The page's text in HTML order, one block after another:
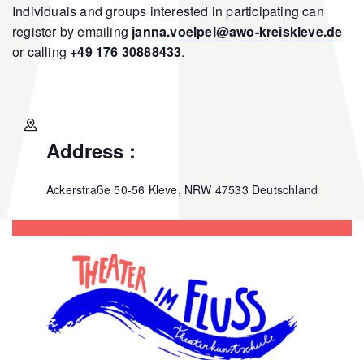
Individuals and groups interested in participating can
register by emailing janna.voelpel@awo-kreiskleve.de
or calling +49 176 30888433.
Address :
Ackerstraße 50-56 Kleve, NRW 47533 Deutschland